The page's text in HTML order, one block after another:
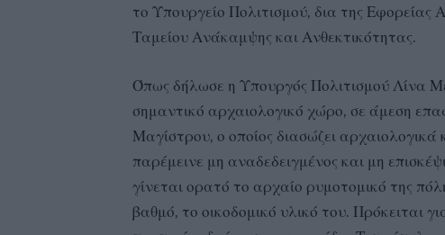
το Υπουργείο Πολιτισμού, δια της
Ταμείου Ανάκαμψης και Ανθεκτικότητας.
Όπως δήλωσε η Υπουργός Πολιτισμού Λίνα
σημαντικό αρχαιολογικό χώρο, σε άμεση
Μαγίστρου, ο οποίος διασώζει
παρέμεινε μη αναδεδειγμένος και μη
γίνεται ορατό το αρχαίο ρυμοτομικό της
βαθμό, το οικοδομικό υλικό του. Πρόκειται